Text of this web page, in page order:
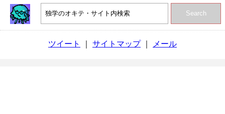
Search
ツイート サイトマップ｜ メール